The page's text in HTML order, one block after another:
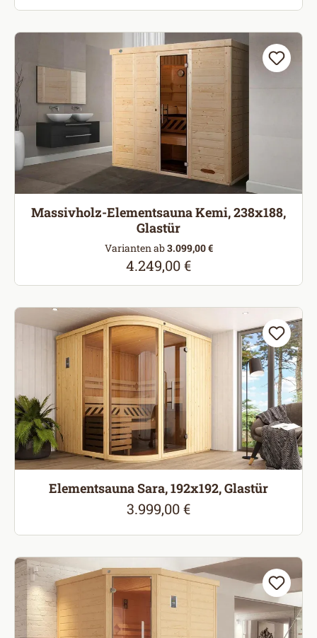
Massivholz-Elementsauna Kemi, 238x188,
Glastür
Varianten ab3.099,00 €
Regulärer Preis:
4.249,00 €
Elementsauna Sara, 192x192, Glastür
Regulärer Preis:
3.999,00 €